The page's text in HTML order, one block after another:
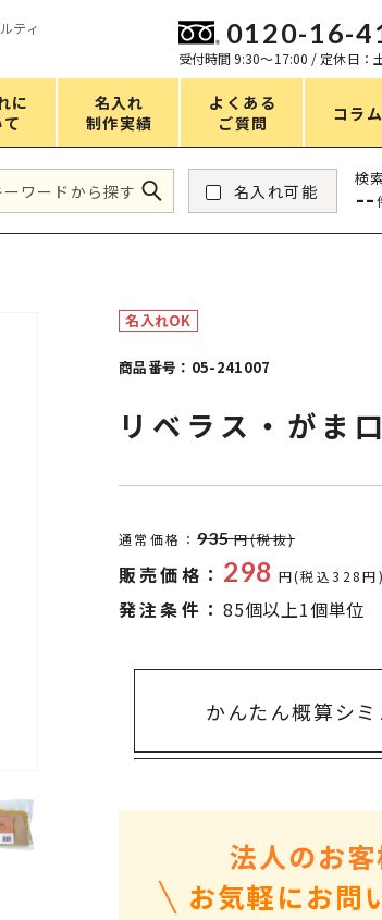
ティ
0120-16-
受付時間 9:30〜17:00 / 定休日：
に
名入れ
制作実績
よくある
ご質問
コラム
価格
151～200円
201～250円
251～300円
501～1,000円
1,000～2,000円
2,000～3,000円
名入れ可能
検
--
名入れOK
商品番号：05-241007
リベラス・がま
通常価格： 935 円(税抜)
販売価格： 298 円(税込328円)
発注条件： 85個以上1個単位
かんたん概算シ
法人のお
お気軽にお問